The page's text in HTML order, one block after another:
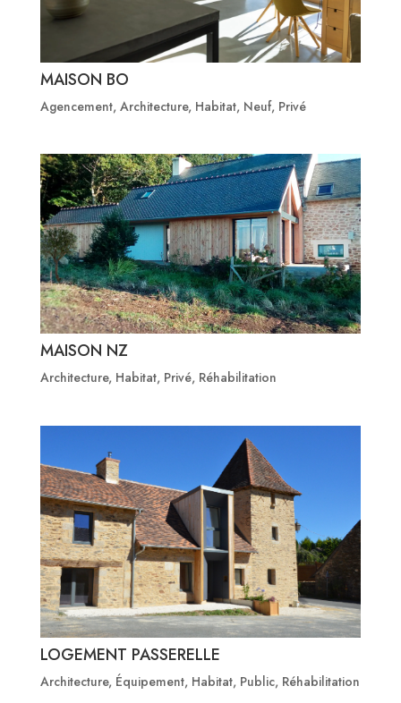
MAISON BO
Agencement, Architecture, Habitat, Neuf, Privé
MAISON NZ
Architecture, Habitat, Privé, Réhabilitation
LOGEMENT PASSERELLE
Architecture, Équipement, Habitat, Public, Réhabilitation